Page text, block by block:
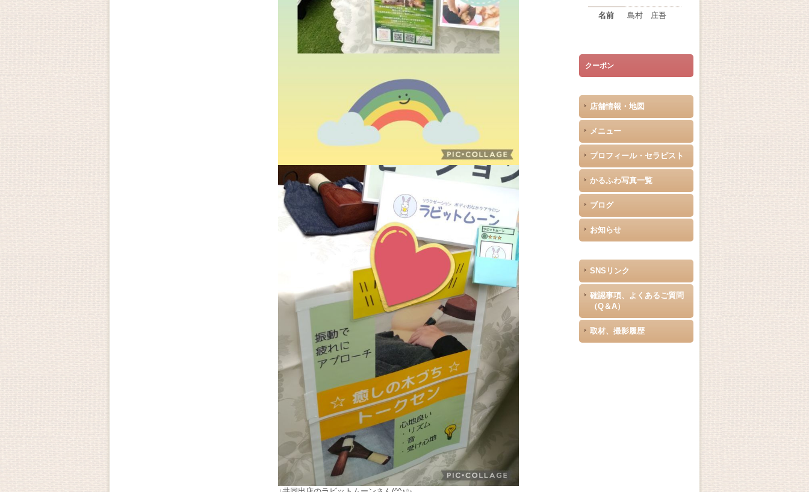
名前 島村 庄吾
クーポン
店舗情報・地図
メニュー
プロフィール・セラピスト
かるふわ写真一覧
ブログ
お知らせ
SNSリンク
確認事項、よくあるご質問
（Q＆A）
取材、撮影履歴